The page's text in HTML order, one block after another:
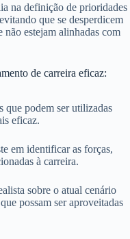
na definição de prioridades
que se desperdicem
não estejam alinhadas com
de carreira eficaz:
que podem ser utilizadas
eficaz.
em identificar as forças,
à carreira.
sobre o atual cenário
possam ser aproveitadas